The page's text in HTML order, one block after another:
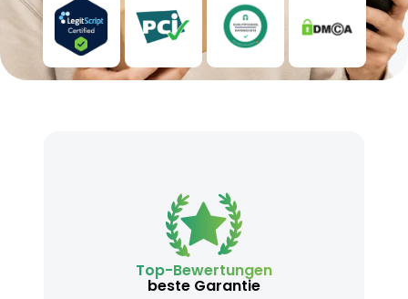
Top-Bewertungen
beste Garantie